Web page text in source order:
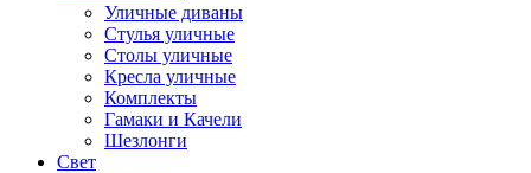
Уличные диваны
Стулья уличные
Столы уличные
Кресла уличные
Комплекты
Гамаки и Качели
Шезлонги
Свет